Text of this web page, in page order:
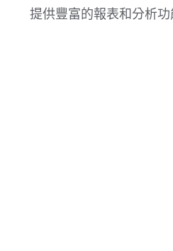
提供豐富的報表和分析